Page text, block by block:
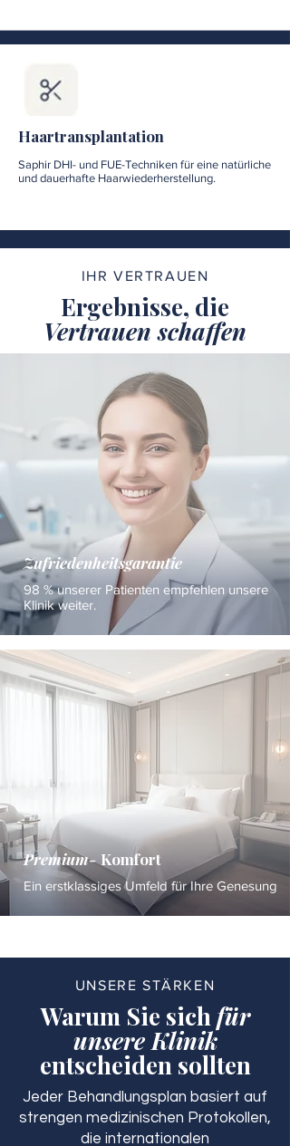
Haartransplantation
Saphir DHI- und FUE-Techniken für eine natürliche
und dauerhafte Haarwiederherstellung.
IHR VERTRAUEN
Ergebnisse, die
Vertrauen schaffen
Zufriedenheitsgarantie
98 % unserer Patienten empfehlen unsere
Klinik weiter.
Premium-Komfort
Ein erstklassiges Umfeld für Ihre Genesung
UNSERE STÄRKEN
Warum Sie sichfür
unsere Klinik
entscheiden sollten
Jeder Behandlungsplan basiert auf
strengen medizinischen Protokollen,
die internationalen